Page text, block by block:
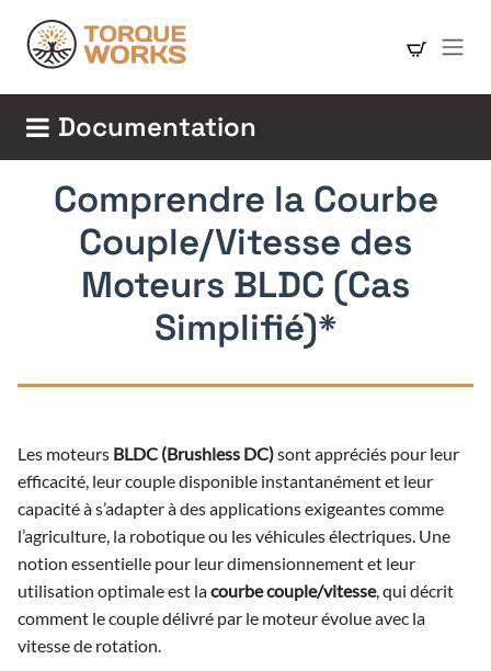
Documentation
2026
2026
2026
2026
2026
2026
2026
2026
Comprendre la Courbe
Couple/Vitesse des
Moteurs BLDC (Cas
Simplifié)*
Les moteurs BLDC (Brushless DC)sont appréciés pour leur
efficacité, leur couple disponible instantanément et leur
capacité à s’adapter à des applications exigeantes comme
l’agriculture, la robotique ou les véhicules électriques. Une
notion essentielle pour leur dimensionnement et leur
utilisation optimale est lacourbe couple/vitesse, qui décrit
comment le couple délivré par le moteur évolue avec la
vitesse de rotation.